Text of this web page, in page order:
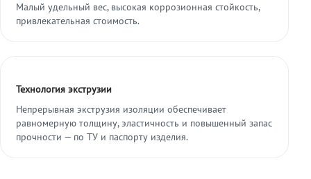
Малый удельный вес, высокая коррозионная стойкость,
привлекательная стоимость.
Технология экструзии
Непрерывная экструзия изоляции обеспечивает
равномерную толщину, эластичность и повышенный запас
прочности — по ТУ и паспорту изделия.